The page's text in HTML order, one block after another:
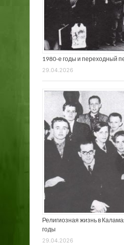
1980-е годы и переходный
29.04.2026
Религиозная жизнь в
годы
29.04.2026